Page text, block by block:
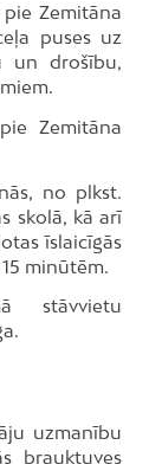
Zemitāna
puses uz
un drošību,
Zemitāna
no plkst.
skolā, kā arī
īslaicīgās
minūtēm.
stāvvietu
uzmanību
brauktuves